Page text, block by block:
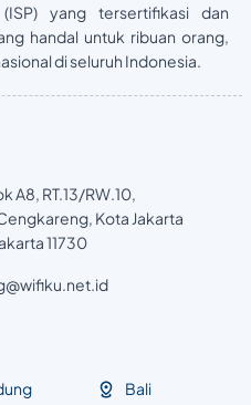
yang tersertifikasi dan
handal untuk ribuan orang,
di seluruh Indonesia.
A8, RT.13/RW.10,
Kota Jakarta
11730
Bali